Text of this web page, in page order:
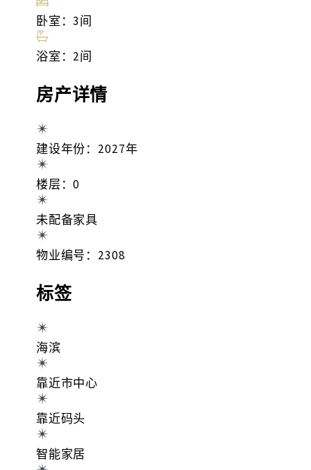
卧室：3间
浴室：2间
房产详情
建设年份：2027年
楼层：0
未配备家具
物业编号：2308
标签
海滨
靠近市中心
靠近码头
智能家居